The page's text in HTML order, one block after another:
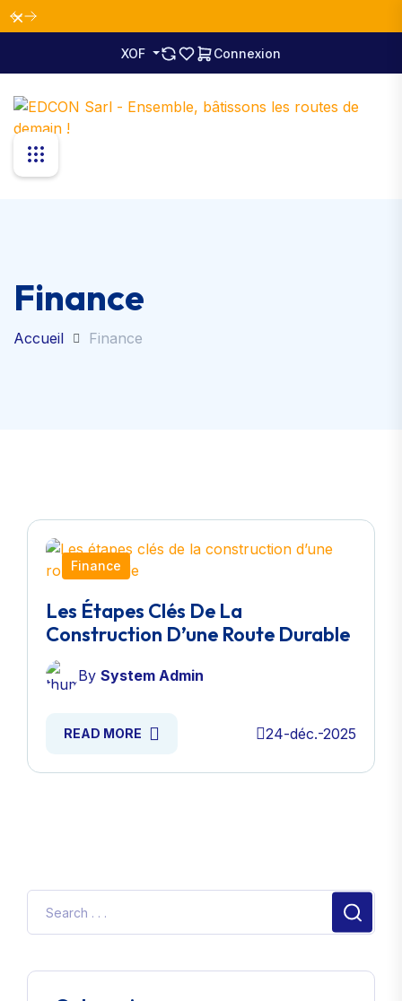
Fermer
XOF Connexion
Finance
Accueil Finance
Finance
Les Étapes Clés De La
Construction D’une Route Durable
By System Admin
READ MORE 24-déc.-2025